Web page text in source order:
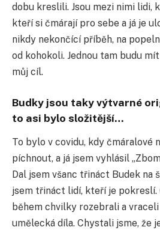
dobu kreslili. Jsou mezi nimi lidi,
kteří si čmárají pro sebe a já je
nikdy nekončící příběh, na
od kohokoli. Jednou tam budu
můj cíl.
Budky jsou taky výtvarné
to asi bylo složitější…
To bylo v covidu, kdy čmáralové
píchnout, a já jsem vyhlásil
Dal jsem všanc třináct Budek na
jsem třináct lidí, kteří je pokreslí.
během chvilky rozebrali a
umělecká díla. Chystali jsme, že